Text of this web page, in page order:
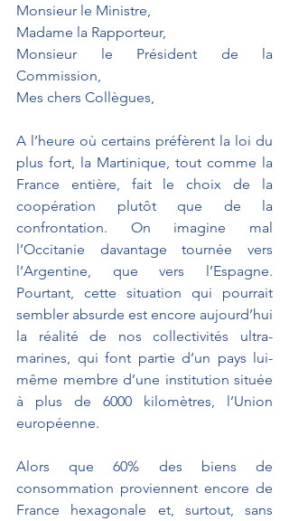
Monsieur le Ministre,
Madame la Rapporteur,
Monsieur le Président de la
Commission,
Mes chers Collègues,
A l’heure où certains préfèrent la loi du
plus fort, la Martinique, tout comme la
France entière, fait le choix de la
coopération plutôt que de la
confrontation. On imagine mal
l’Occitanie davantage tournée vers
l’Argentine, que vers l’Espagne.
Pourtant, cette situation qui pourrait
sembler absurde est encore aujourd’hui
la réalité de nos collectivités ultra-
marines, qui font partie d’un pays lui-
même membre d’une institution située
à plus de 6000 kilomètres, l’Union
européenne.
Alors que 60% des biens de
consommation proviennent encore de
France hexagonale et, surtout, sans